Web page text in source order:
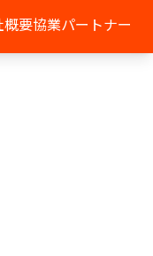
概要協業パートナー